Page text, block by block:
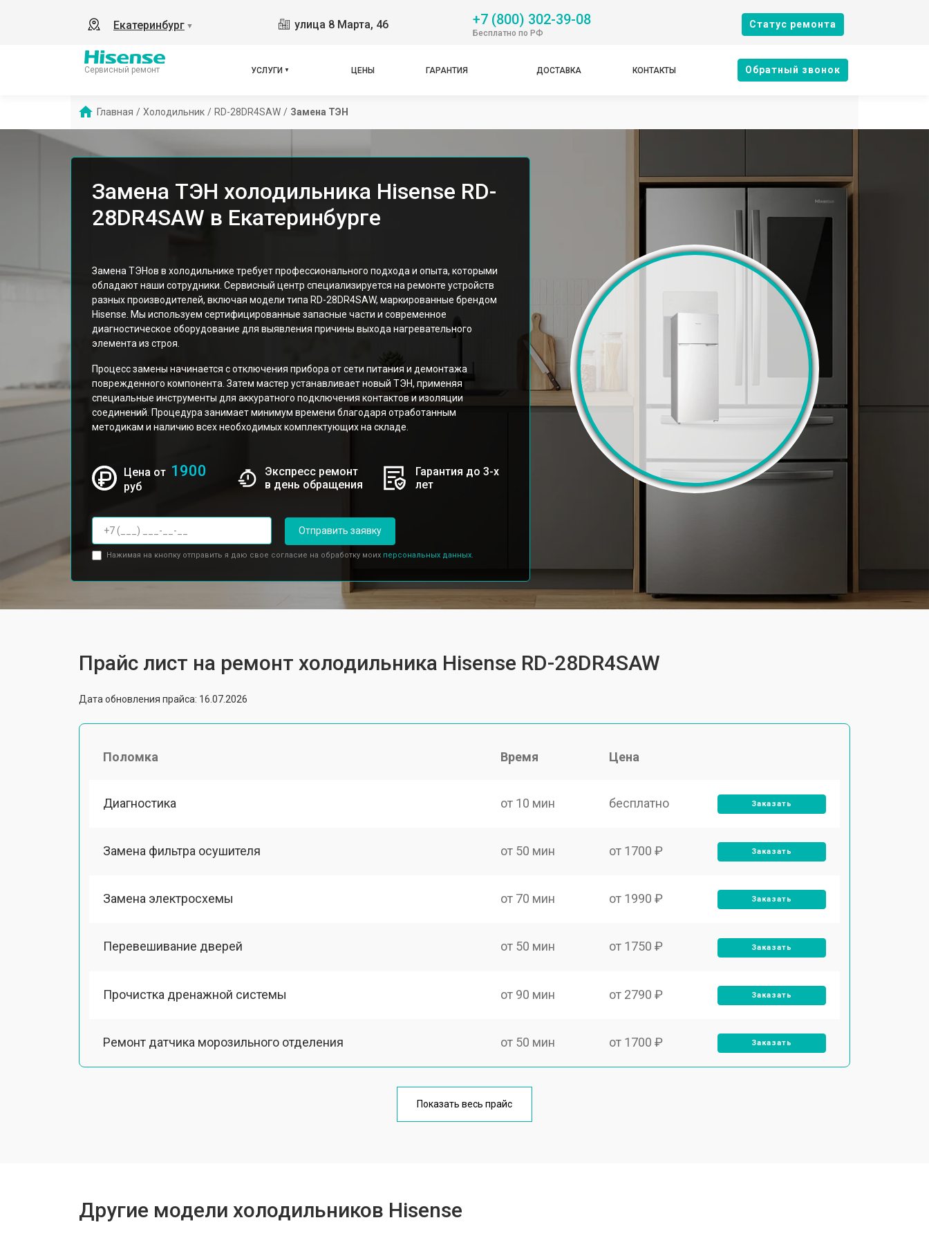
Екатеринбург ▼ улица 8 Марта, 46 +7 (800) 302-39-08
Бесплатно по РФ
Cтатус ремонта
Сервисный ремонт УСЛУГИ ЦЕНЫ ГАРАНТИЯ ДОСТАВКА КОНТАКТЫ Oбратный звонок
Главная / Холодильник / RD-28DR4SAW / Замена ТЭН
Замена ТЭН холодильника Hisense RD-
28DR4SAW в Екатеринбурге
Замена ТЭНов в холодильнике требует профессионального подхода и опыта, которыми
обладают наши сотрудники. Сервисный центр специализируется на ремонте устройств
разных производителей, включая модели типа RD-28DR4SAW, маркированные брендом
Hisense. Мы используем сертифицированные запасные части и современное
диагностическое оборудование для выявления причины выхода нагревательного
элемента из строя.
Процесс замены начинается с отключения прибора от сети питания и демонтажа
поврежденного компонента. Затем мастер устанавливает новый ТЭН, применяя
специальные инструменты для аккуратного подключения контактов и изоляции
соединений. Процедура занимает минимум времени благодаря отработанным
методикам и наличию всех необходимых комплектующих на складе.
Цена от 1900
руб
Экспресс ремонт
в день обращения
Гарантия до 3-х
лет
Отправить заявку
Нажимая на кнопку отправить я даю свое согласие на обработку моих персональных данных.
Прайс лист на ремонт холодильника Hisense RD-28DR4SAW
Дата обновления прайса: 16.07.2026
Поломка Время Цена
Диагностика от 10 мин бесплатно Заказать
Замена фильтра осушителя от 50 мин от 1700 ₽ Заказать
Замена электросхемы от 70 мин от 1990 ₽ Заказать
Перевешивание дверей от 50 мин от 1750 ₽ Заказать
Прочистка дренажной системы от 90 мин от 2790 ₽ Заказать
Ремонт датчика морозильного отделения от 50 мин от 1700 ₽ Заказать
от 80 мин
Показать весь прайс
Другие модели холодильников Hisense